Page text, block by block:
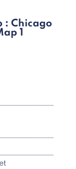
: Chicago
1